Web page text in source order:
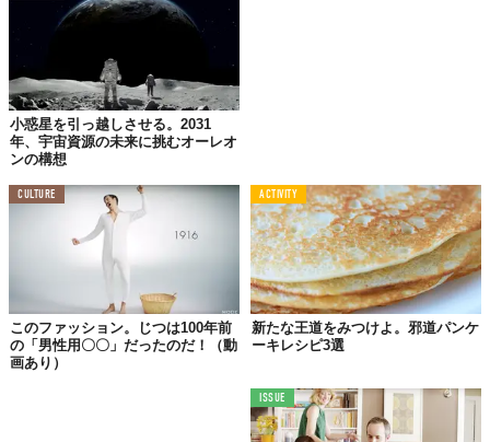
👀GenZ's Eye👀
筆者はまだ大学生＆「1000万円の壁」にたどり
度をバーストさせられるマインドを育んでいき
たいです💅
Reference:“How much money it takes to be happy – according to the rich”
Top image: ©shutterstock.com / Mallika Home Studio
この世界は、もっと広いはずだ。
小惑星を引っ越しさせる。2031
年、宇宙資源の未来に挑むオーレオ
ンの構想
CULTURE
このファッション。じつは100年前
の「男性用〇〇」だったのだ！（動
画あり）
ACTIVITY
新たな王道をみつけよ。邪道パンケ
ーキレシピ3選
ISSUE